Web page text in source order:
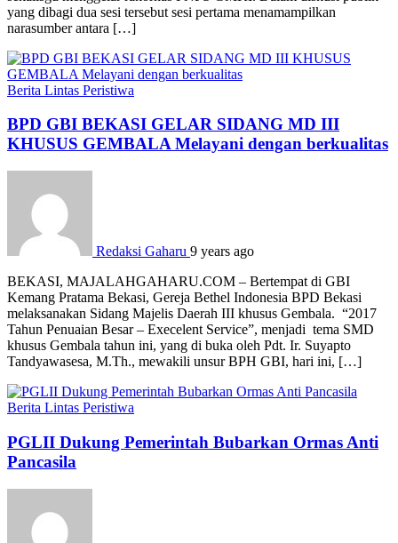
yang dibagi dua sesi tersebut sesi pertama menamampilkan
narasumber antara […]
Berita Lintas Peristiwa
BPD GBI BEKASI GELAR SIDANG MD III
KHUSUS GEMBALA Melayani dengan berkualitas
Redaksi Gaharu 9 years ago
BEKASI, MAJALAHGAHARU.COM – Bertempat di GBI
Kemang Pratama Bekasi, Gereja Bethel Indonesia BPD Bekasi
melaksanakan Sidang Majelis Daerah III khusus Gembala. “2017
Tahun Penuaian Besar – Execelent Service”, menjadi tema SMD
khusus Gembala tahun ini, yang di buka oleh Pdt. Ir. Suyapto
Tandyawasesa, M.Th., mewakili unsur BPH GBI, hari ini, […]
Berita Lintas Peristiwa
PGLII Dukung Pemerintah Bubarkan Ormas Anti
Pancasila